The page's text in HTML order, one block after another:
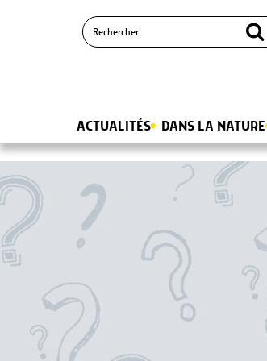
ACTUALITÉS DANS LA NATURE